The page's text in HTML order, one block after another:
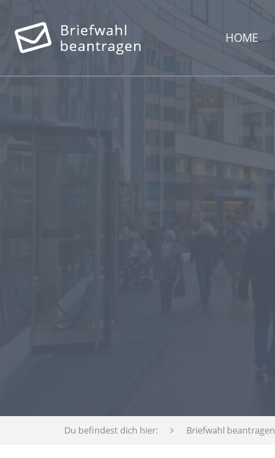
HOME
Du befindest dich hier: Briefwahl beantragen